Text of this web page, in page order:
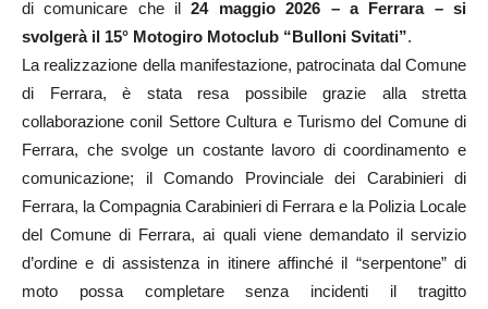
di comunicare che il24 maggio 2026 – a Ferrara – si
svolgerà il 15° Motogiro Motoclub “Bulloni Svitati”.
La realizzazione della manifestazione, patrocinata dal Comune
di Ferrara, è stata resa possibile grazie alla stretta
collaborazione conil Settore Cultura e Turismo del Comune di
Ferrara, che svolge un costante lavoro di coordinamento e
comunicazione; il Comando Provinciale dei Carabinieri di
Ferrara, la Compagnia Carabinieri di Ferrara e la Polizia Locale
del Comune di Ferrara, ai quali viene demandato il servizio
d’ordine e di assistenza in itinere affinché il “serpentone” di
moto possa completare senza incidenti il tragitto